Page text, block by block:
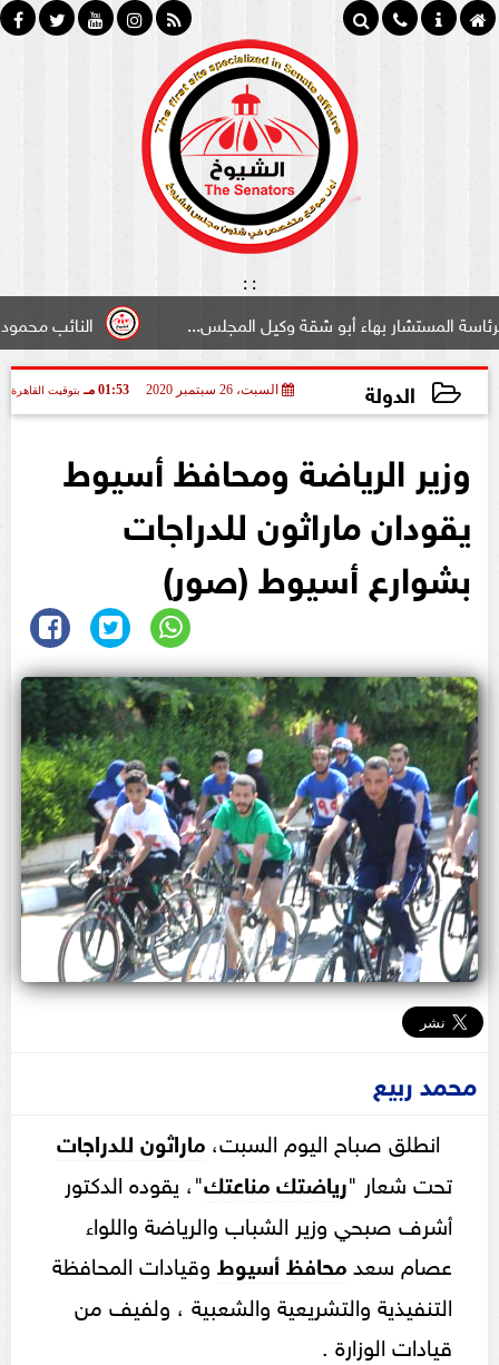
:
:
النائب محمود سامي
بهاء أبو شقة وكيل المجلس...
الدولة السبت، 26 سبتمبر 2020 01:53 مـ بتوقيت القاهرة
وزير الرياضة ومحافظ أسيوط
يقودان ماراثون للدراجات
بشوارع أسيوط (صور)
محمد ربيع
انطلق صباح اليوم السبت، ماراثون للدراجات
تحت شعار "رياضتك مناعتك"، يقوده الدكتور
أشرف صبحي وزير الشباب والرياضة واللواء
عصام سعدمحافظ أسيوط وقيادات المحافظة
التنفيذية والتشريعية والشعبية ، ولفيف من
قيادات الوزارة .